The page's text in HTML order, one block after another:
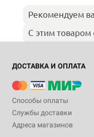
Рекомендуем
С этим товаром
ДОСТАВКА И ОПЛАТА
Способы оплаты
Службы доставки
Адреса магазинов